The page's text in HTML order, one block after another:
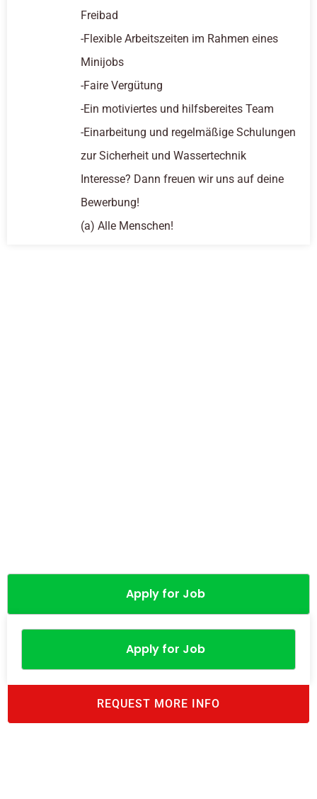
Freibad
-Flexible Arbeitszeiten im Rahmen eines
Minijobs
-Faire Vergütung
-Ein motiviertes und hilfsbereites Team
-Einarbeitung und regelmäßige Schulungen
zur Sicherheit und Wassertechnik
Interesse? Dann freuen wir uns auf deine
Bewerbung!
(a) Alle Menschen!
Apply for Job
Apply for Job
REQUEST MORE INFO